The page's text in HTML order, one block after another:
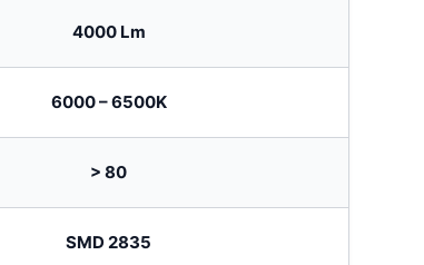
4000 Lm
6000 – 6500K
> 80
SMD 2835